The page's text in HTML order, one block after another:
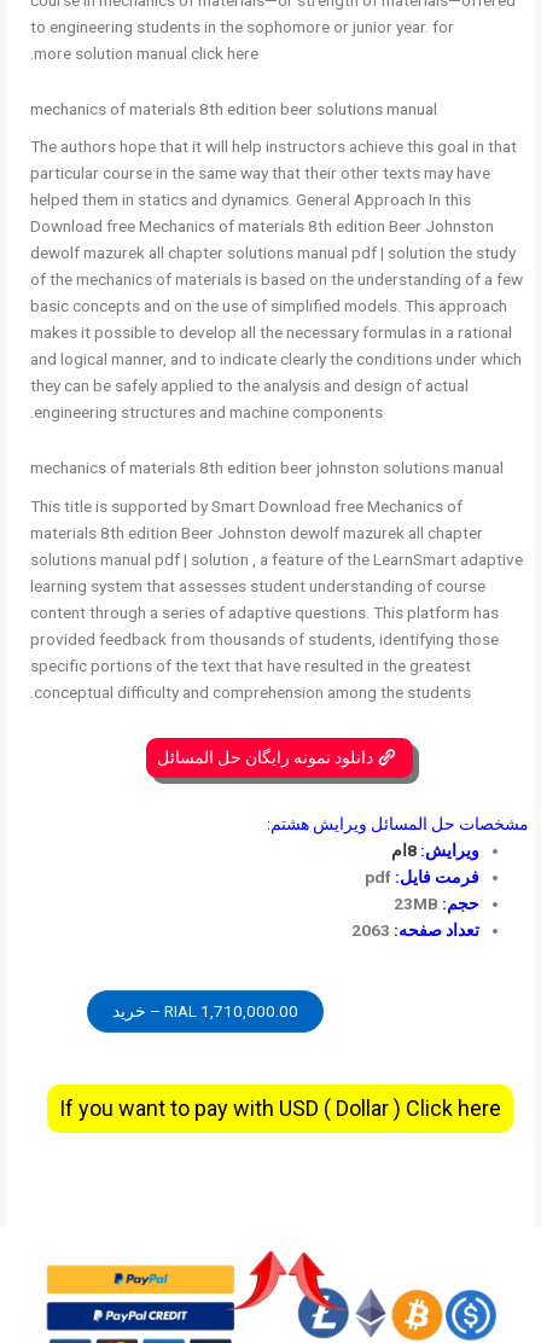
to engineering students in the sophomore or junior year. for
more solution manual click here.
mechanics of materials 8th edition beer solutions manual
The authors hope that it will help instructors achieve this goal in that
particular course in the same way that their other texts may have
helped them in statics and dynamics. General Approach In this
Download free Mechanics of materials 8th edition Beer Johnston
dewolf mazurek all chapter solutions manual pdf | solution the study
of the mechanics of materials is based on the understanding of a few
basic concepts and on the use of simplified models. This approach
makes it possible to develop all the necessary formulas in a rational
and logical manner, and to indicate clearly the conditions under which
they can be safely applied to the analysis and design of actual
engineering structures and machine components.
mechanics of materials 8th edition beer johnston solutions manual
This title is supported by Smart Download free Mechanics of
materials 8th edition Beer Johnston dewolf mazurek all chapter
solutions manual pdf | solution , a feature of the LearnSmart adaptive
learning system that assesses student understanding of course
content through a series of adaptive questions. This platform has
provided feedback from thousands of students, identifying those
specific portions of the text that have resulted in the greatest
conceptual difficulty and comprehension among the students.
دانلود نمونه رایگان حل المسائل
مشخصات حل المسائل ویرایش هشتم:
ویرایش:8ام
فرمت فایل: pdf
حجم:
تعداد صفحه:
1,710,000.00 RIAL – خرید
If you want to pay with USD ( Dollar ) Click here